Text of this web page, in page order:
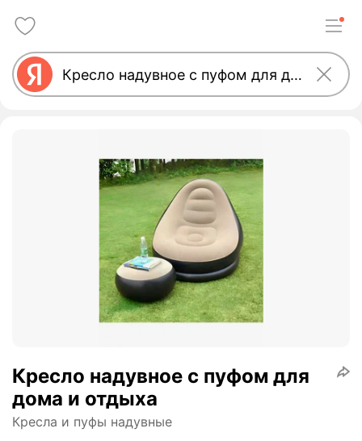
Кресло надувное с пуфом для
дома и отдыха
Кресла и пуфы надувные